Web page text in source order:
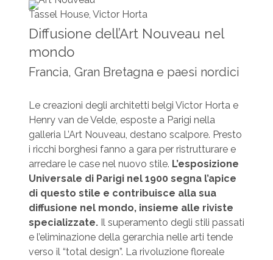
Tassel House, Victor Horta
Diffusione dell’Art Nouveau nel
mondo
Francia, Gran Bretagna e paesi nordici
Le creazioni degli architetti belgi Victor Horta e
Henry van de Velde, esposte a Parigi nella
galleria L’Art Nouveau, destano scalpore. Presto
i ricchi borghesi fanno a gara per ristrutturare e
arredare le case nel nuovo stile. L’esposizione
Universale di Parigi nel 1900 segna l’apice
di questo stile e contribuisce alla sua
diffusione nel mondo, insieme alle riviste
specializzate.Il superamento degli stili passati
e l’eliminazione della gerarchia nelle arti tende
verso il “total design”. La rivoluzione floreale